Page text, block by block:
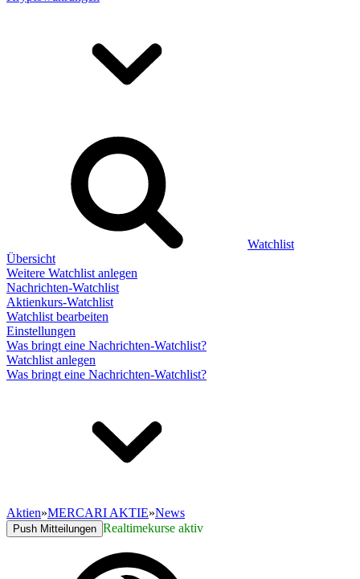
Watchlist
Übersicht
Weitere Watchlist anlegen
Nachrichten-Watchlist
Aktienkurs-Watchlist
Watchlist bearbeiten
Einstellungen
Was bringt eine Nachrichten-Watchlist?
Watchlist anlegen
Was bringt eine Nachrichten-Watchlist?
Aktien»MERCARI AKTIE»News
Push Mitteilungen Realtimekurse aktiv